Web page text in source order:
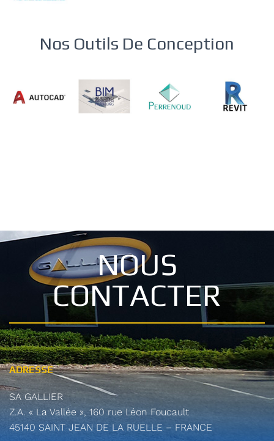
Nos Outils De Conception
NOUS
CONTACTER
ADRESSE
SA GALLIER
Z.A. « La Vallée », 160 rue Léon Foucault
45140 SAINT JEAN DE LA RUELLE – FRANCE